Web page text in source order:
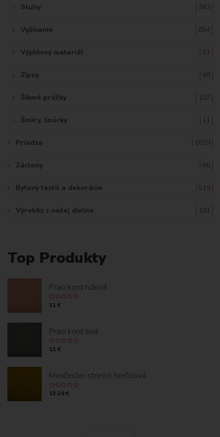
Stuhy 343
Vyšívanie 654
Výplňový materiál 11
Zipsy 48
Šikmé prúžky 107
Šnúry, šnúrky 11
Priadze 1029
Záclony 66
Bytový textil a dekorácie 519
Výrobky z našej dielne 191
Top Produkty
Prací kord ružová
11 €
Prací kord sivá
11 €
Menčester stretch horčicová
13.29 €